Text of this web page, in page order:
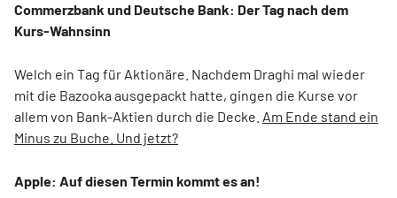
Commerzbank und Deutsche Bank: Der Tag nach dem
Kurs-Wahnsinn
Welch ein Tag für Aktionäre. Nachdem Draghi mal wieder
mit die Bazooka ausgepackt hatte, gingen die Kurse vor
allem von Bank-Aktien durch die Decke. Am Ende stand ein
Minus zu Buche. Und jetzt?
Apple: Auf diesen Termin kommt es an!